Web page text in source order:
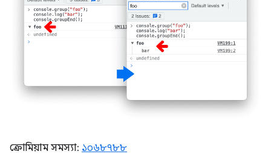
ক্রোমিয়াম সমস্যা: ১০৬৮৭৮৮